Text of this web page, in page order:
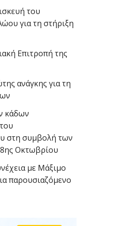
του
για τη στήριξη
Επιτροπή της
ανάγκης για τη
κάδων
στη συμβολή των
Οκτωβρίου
με Μάξιμο
παρουσιαζόμενο